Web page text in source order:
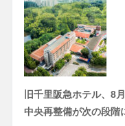
旧千里阪急ホテル、8
中央再整備が次の段階